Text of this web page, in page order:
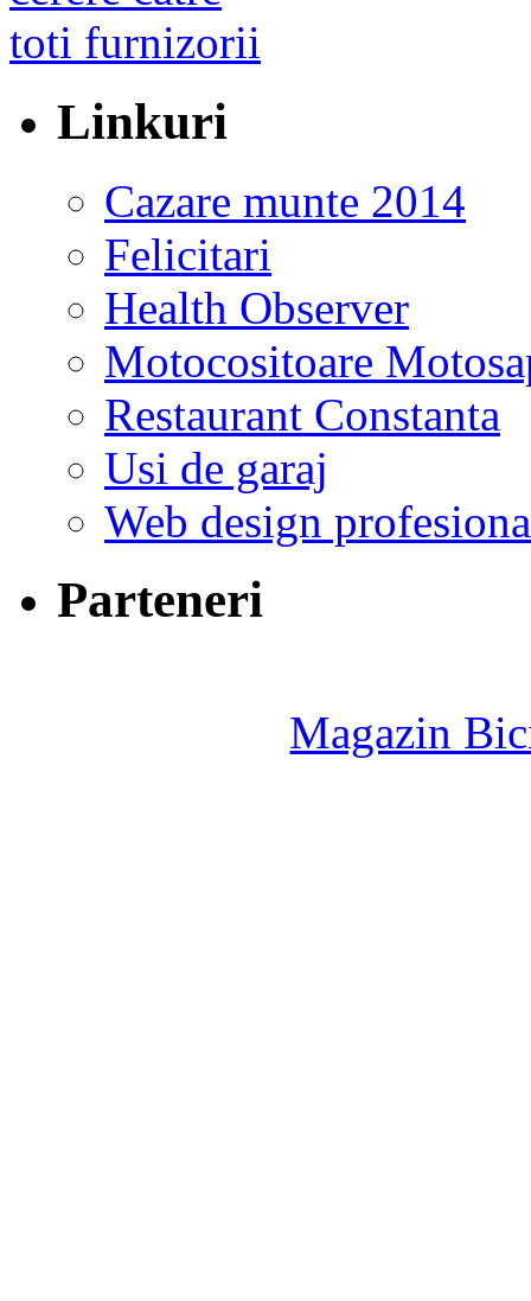
Linkuri
Cazare munte 2014
Felicitari
Health Observer
Motocositoare
Restaurant Constanta
Usi de garaj
Web design
Parteneri
Magazin